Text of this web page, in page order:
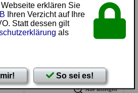
erklären Sie
Ihren Verzicht auf Ihre
Statt dessen gilt
als
So sei es!
Alle anzeigen